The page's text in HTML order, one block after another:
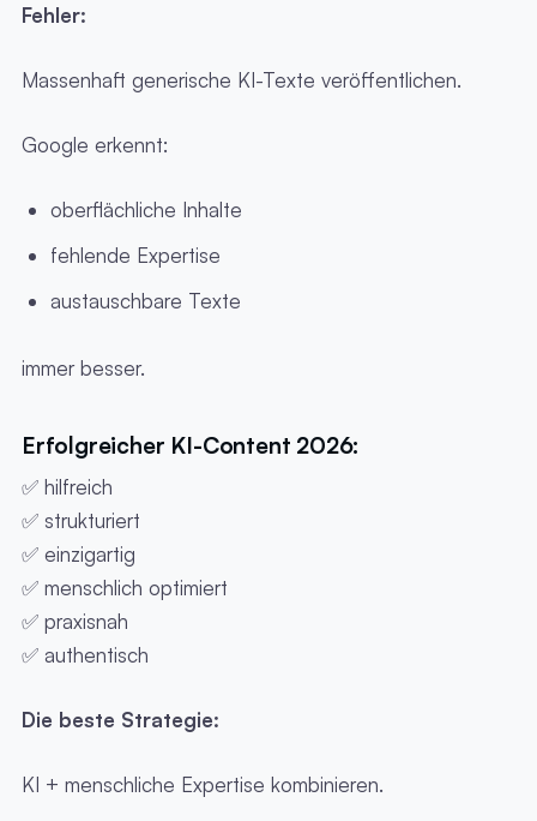
Fehler:
Massenhaft generische KI-Texte veröffentlichen.
Google erkennt:
oberflächliche Inhalte
fehlende Expertise
austauschbare Texte
immer besser.
Erfolgreicher KI-Content 2026:
✅ hilfreich
✅ strukturiert
✅ einzigartig
✅ menschlich optimiert
✅ praxisnah
✅ authentisch
Die beste Strategie:
KI + menschliche Expertise kombinieren.